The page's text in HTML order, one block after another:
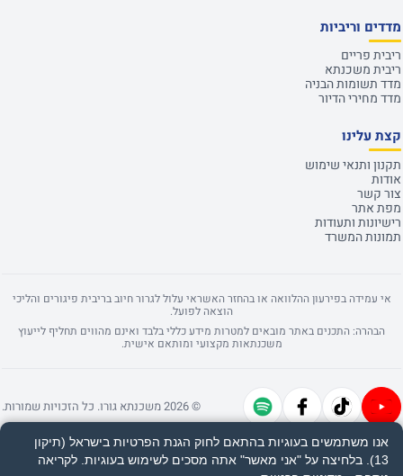
מדדים וריביות
ריבית פריים
ריבית משכנתא
מדד תשומות הבניה
מדד מחירי הדיור
קצת עלינו
תקנון ותנאי שימוש
אודות
צור קשר
מפת אתר
רישיונות ותעודות
תמונות המשרד
אי עמידה בפירעון ההלוואה או בהחזר האשראי עלול לגרור חיוב בריבית פיגורים והליכי
הוצאה לפועל.
הבהרה: התכנים באתר מובאים למטרות מידע כללי בלבד ואינם מהווים תחליף לייעוץ
משכנתאות מקצועי ומותאם אישית.
© 2026 משכנתא גורו. כל הזכויות שמורות.
אנו משתמשים בעוגיות בהתאם לחוק הגנת הפרטיות בישראל (תיקון
13). בלחיצה על "אני מאשר" אתה מסכים לשימוש בעוגיות.
לקריאה